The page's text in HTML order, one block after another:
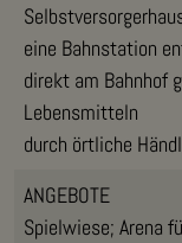
eine Bahnstation
direkt am Bahnhof
Lebensmitteln
durch örtliche
ANGEBOTE
Spielwiese; Arena